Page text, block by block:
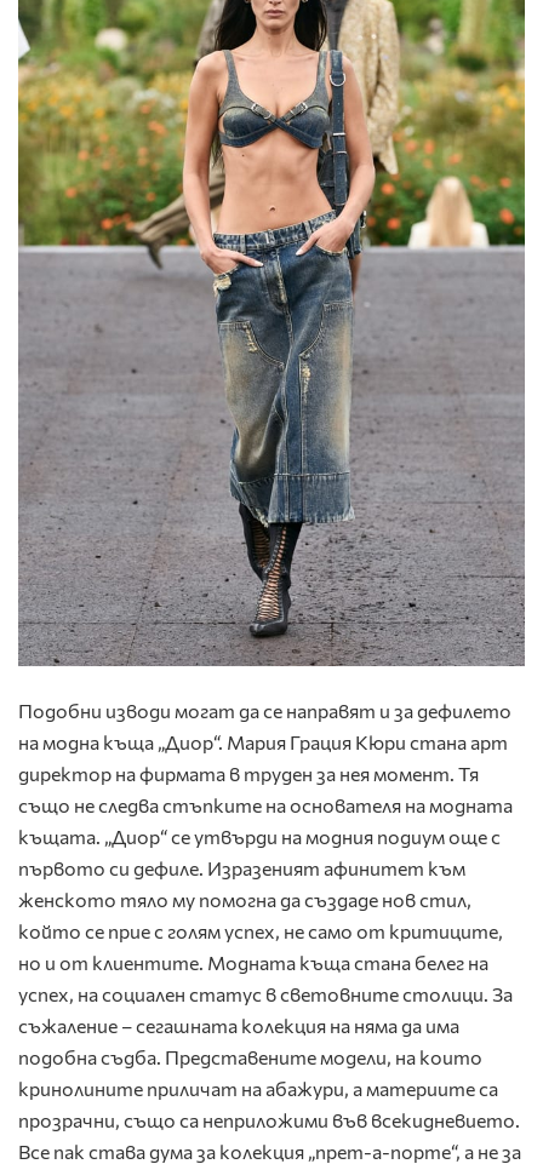
Подобни изводи могат да се направят и за дефилето
на модна къща „Диор“. Мария Грация Кюри стана арт
директор на фирмата в труден за нея момент. Тя
също не следва стъпките на основателя на модната
къщата. „Диор“ се утвърди на модния подиум още с
първото си дефиле. Изразеният афинитет към
женското тяло му помогна да създаде нов стил,
който се прие с голям успех, не само от критиците,
но и от клиентите. Модната къща стана белег на
успех, на социален статус в световните столици. За
съжаление – сегашната колекция на няма да има
подобна съдба. Представените модели, на които
кринолините приличат на абажури, а материите са
прозрачни, също са неприложими във всекидневието.
Все пак става дума за колекция „прет-а-порте“, а не за